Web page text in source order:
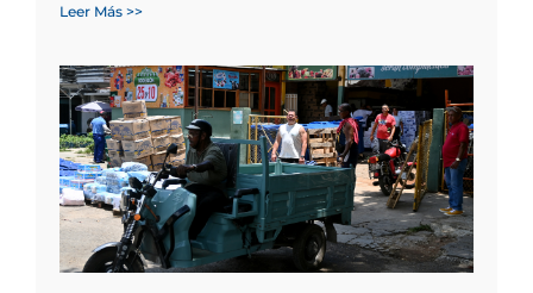
Leer Más >>